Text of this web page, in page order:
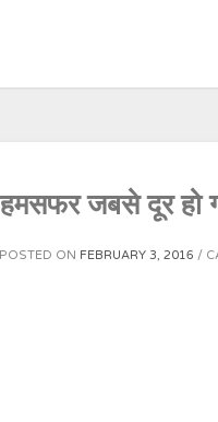
हमसफर जबसे दूर हो
POSTED ON FEBRUARY 3, 2016